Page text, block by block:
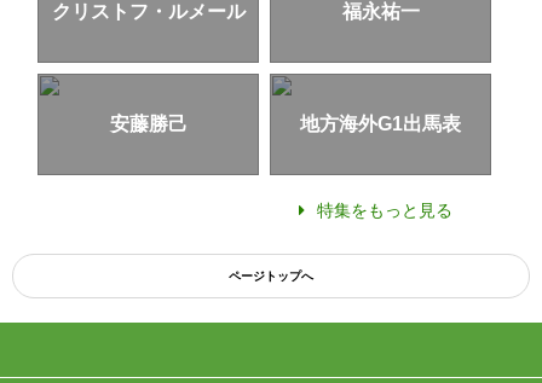
クリストフ・ルメール 福永祐一
安藤勝己 地方海外G1出馬表
特集をもっと見る
ページトップへ